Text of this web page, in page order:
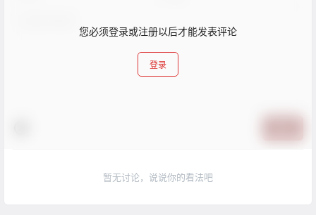
您必须登录或注册以后才能发表评论
登录
暂无讨论，说说你的看法吧